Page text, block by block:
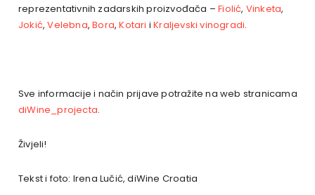
reprezentativnih zadarskih proizvođača –Fiolić, Vinketa,
Jokić,Velebna,Bora,Kotari iKraljevski vinogradi.
Sve informacije i način prijave potražite na web stranicama
diWine_projecta.
Živjeli!
Tekst i foto: Irena Lučić, diWine Croatia